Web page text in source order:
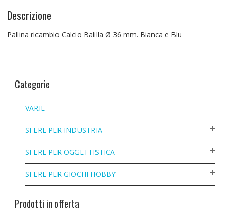
Descrizione
Pallina ricambio Calcio Balilla Ø 36 mm. Bianca e Blu
Categorie
VARIE
SFERE PER INDUSTRIA
SFERE PER OGGETTISTICA
SFERE PER GIOCHI HOBBY
Prodotti in offerta